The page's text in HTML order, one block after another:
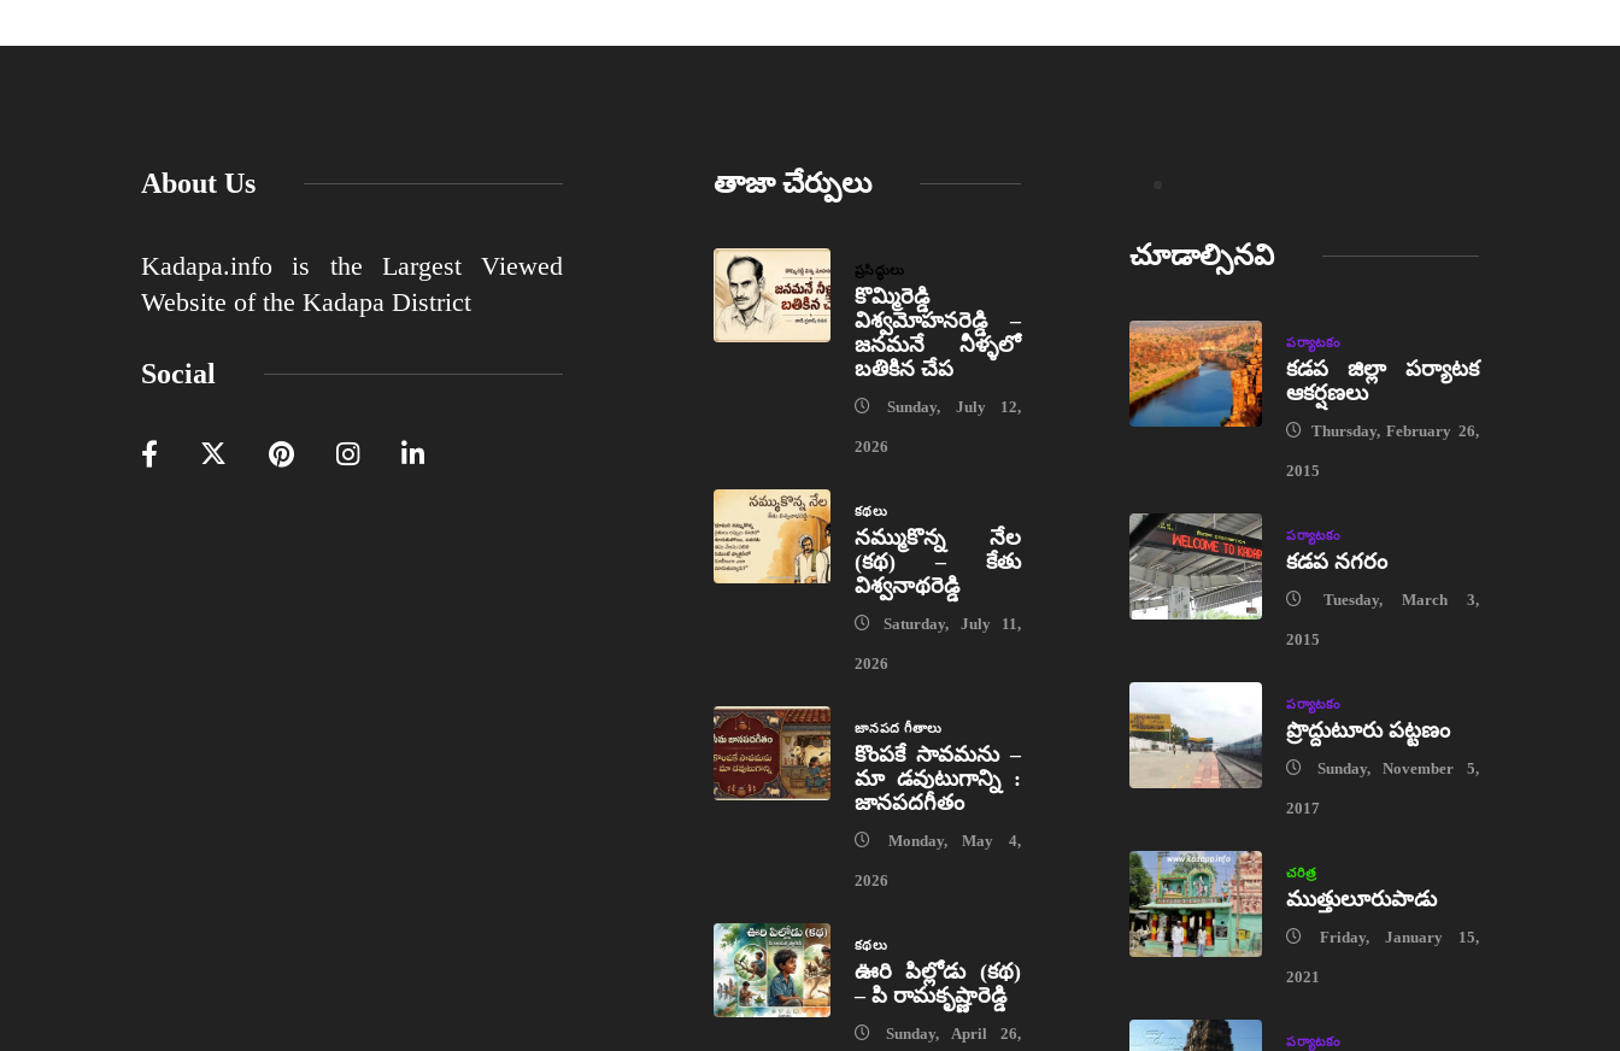
About Us
Kadapa.info is the Largest Viewed
Website of the Kadapa District
Social
తాజా చేర్పులు
ప్రసిద్ధులు
కొమ్మిరెడ్డి
విశ్వమోహనరెడ్డి –
జనమనే నీళ్ళలో
బతికిన చేప
Sunday, July 12,
2026
కథలు
నమ్ముకొన్న నేల
(కథ) – కేతు
విశ్వనాథరెడ్డి
Saturday, July 11,
2026
జానపద గీతాలు
కొంపకే సావమను –
మా డవుటుగాన్ని :
జానపదగీతం
Monday, May 4,
2026
కథలు
ఊరి పిల్లోడు (కథ)
– పి రామకృష్ణారెడ్డి
Sunday, April 26,
చూడాల్సినవి
పర్యాటకం
కడప జిల్లా పర్యాటక
ఆకర్షణలు
Thursday, February 26,
2015
పర్యాటకం
కడప నగరం
Tuesday, March 3,
2015
పర్యాటకం
ప్రొద్దుటూరు పట్టణం
Sunday, November 5,
2017
చరిత్ర
ముత్తులూరుపాడు
Friday, January 15,
2021
పర్యాటకం